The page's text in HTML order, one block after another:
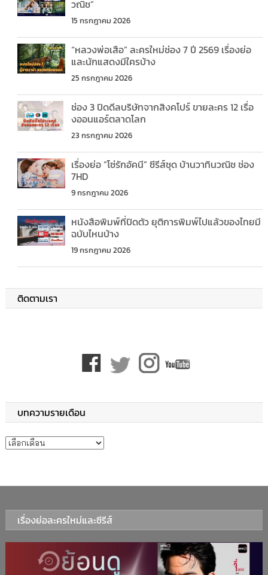
วณิช”
15 กรกฎาคม 2026
“หลวงพ่อเสือ” ละครใหม่ช่อง 7 ปี 2569 เรื่องย่อ
และนักแสดงมีใครบ้าง
25 กรกฎาคม 2026
ช่อง 3 ปิดดีลบริษัทจากสิงคโปร์ ขายละคร 12 เรื่อ
งออนแอร์ตลาดโลก
23 กรกฎาคม 2026
เรื่องย่อ “โซ่รักอัคนี” ซีรีส์ชุด บ้านวาทินวณิช ช่อง
7HD
9 กรกฎาคม 2026
หนังสือพิมพ์ที่ปิดตัว ยุติการพิมพ์ไปแล้วของไทยมี
ฉบับไหนบ้าง
19 กรกฎาคม 2026
ติดตามเรา
บทความรายเดือน
บทความรายเดือน
เรื่องย่อละครใหม่และซีรีส์